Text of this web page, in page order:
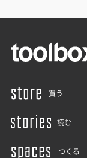
買う
読む
つくる